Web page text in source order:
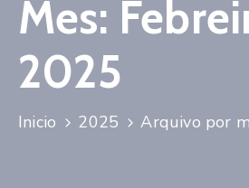
Servizos
Turismo
Directorio
Mes:
2025
Inicio 2025 Arquivo por